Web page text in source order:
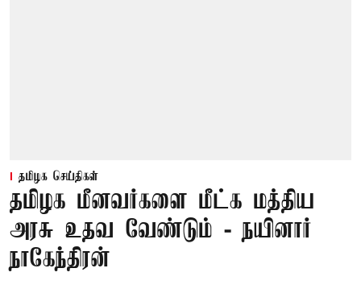
தமிழக செய்திகள்
தமிழக மீனவர்களை மீட்க மத்திய
அரசு உதவ வேண்டும் - நயினார்
நாகேந்திரன்